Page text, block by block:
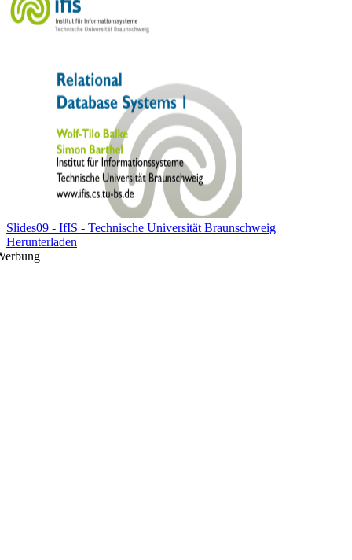
Slides09 - IfIS - Technische Universität Braunschweig
Herunterladen